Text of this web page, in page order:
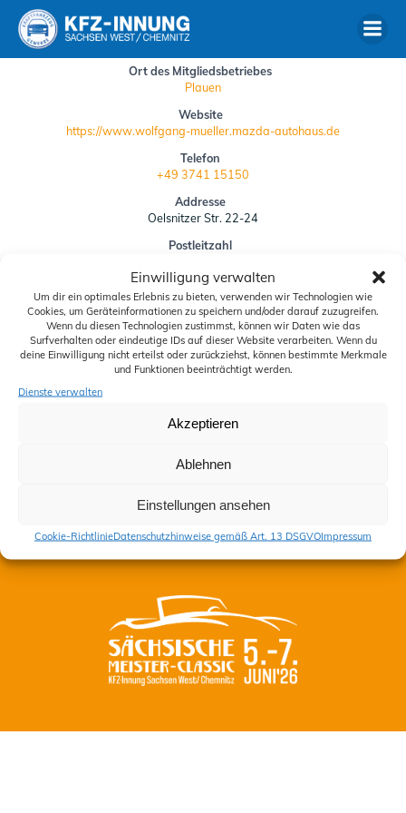
Einwilligung verwalten
Um dir ein optimales Erlebnis zu bieten, verwenden wir Technologien wie
Cookies, um Geräteinformationen zu speichern und/oder darauf zuzugreifen.
Wenn du diesen Technologien zustimmst, können wir Daten wie das
Surfverhalten oder eindeutige IDs auf dieser Website verarbeiten. Wenn du
deine Einwilligung nicht erteilst oder zurückziehst, können bestimmte Merkmale
und Funktionen beeinträchtigt werden.
Dienste verwalten
Akzeptieren
Ablehnen
Einstellungen ansehen
Cookie-RichtlinieDatenschutzhinweise gemäß Art. 13 DSGVOImpressum
Ort des Mitgliedsbetriebes
Plauen
Website
https://www.wolfgang-mueller.mazda-autohaus.de
Telefon
+49 3741 15150
Addresse
Oelsnitzer Str. 22-24
Postleitzahl
Siegelbestellung
Downloads
Schiedskommission
Aktuelles
Datenschutzhinweise gemäß Art. 13 DSGVO
Cookie-Richtlinie (EU)